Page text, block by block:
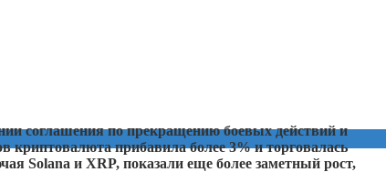
соглашения по прекращению боевых действий и
криптовалюта прибавила более 3% и торговалась
Solana и XRP, показали еще более заметный рост,